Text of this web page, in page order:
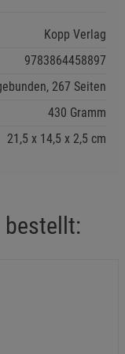
Kopp Verlag
9783864458897
267 Seiten
430 Gramm
21,5 14,5 2,5 cm
bestellt:
Funktionale